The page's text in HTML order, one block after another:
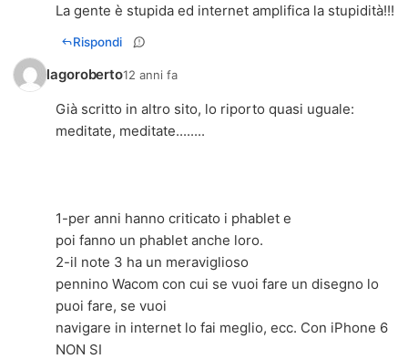
La gente è stupida ed internet amplifica la stupidità!!!
Rispondi
lagoroberto12 anni fa
Già scritto in altro sito, lo riporto quasi uguale:
meditate, meditate........
1-per anni hanno criticato i phablet e
poi fanno un phablet anche loro.
2-il note 3 ha un meraviglioso
pennino Wacom con cui se vuoi fare un disegno lo
puoi fare, se vuoi
navigare in internet lo fai meglio, ecc. Con iPhone 6
NON SI